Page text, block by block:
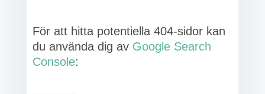
För att hitta potentiella 404-sidor kan
du använda dig av Google Search
Console: